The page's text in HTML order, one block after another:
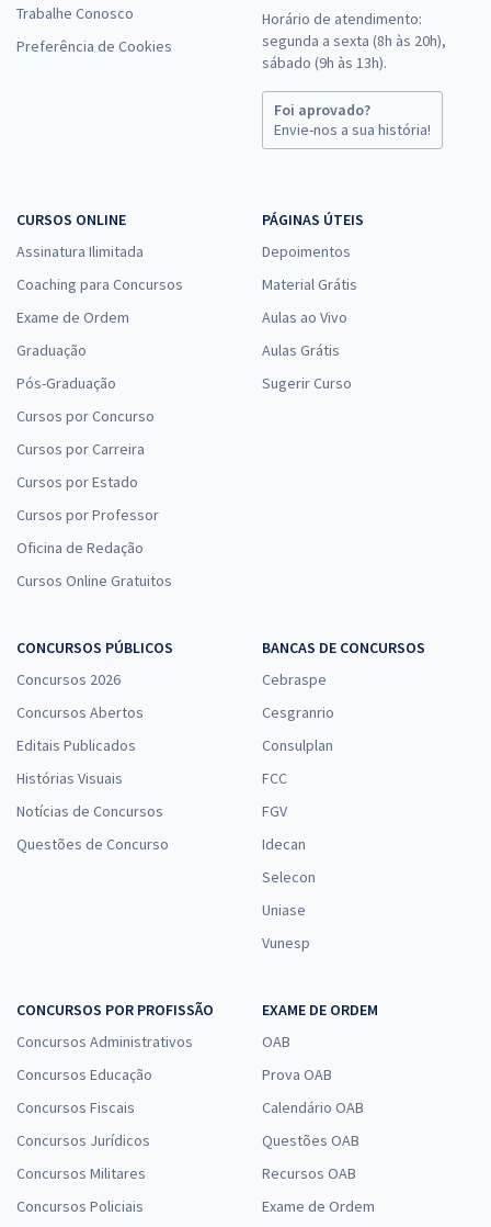
Trabalhe Conosco
Preferência de Cookies
Horário de atendimento:
segunda a sexta (8h às 20h),
sábado (9h às 13h).
Foi aprovado?
Envie-nos a sua história!
CURSOS ONLINE
Assinatura Ilimitada
Coaching para Concursos
Exame de Ordem
Graduação
Pós-Graduação
Cursos por Concurso
Cursos por Carreira
Cursos por Estado
Cursos por Professor
Oficina de Redação
Cursos Online Gratuitos
PÁGINAS ÚTEIS
Depoimentos
Material Grátis
Aulas ao Vivo
Aulas Grátis
Sugerir Curso
CONCURSOS PÚBLICOS
Concursos 2026
Concursos Abertos
Editais Publicados
Histórias Visuais
Notícias de Concursos
Questões de Concurso
BANCAS DE CONCURSOS
Cebraspe
Cesgranrio
Consulplan
FCC
FGV
Idecan
Selecon
Uniase
Vunesp
CONCURSOS POR PROFISSÃO
Concursos Administrativos
Concursos Educação
Concursos Fiscais
Concursos Jurídicos
Concursos Militares
Concursos Policiais
EXAME DE ORDEM
OAB
Prova OAB
Calendário OAB
Questões OAB
Recursos OAB
Exame de Ordem